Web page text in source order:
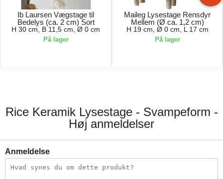
Ib Laursen Vægstage til
Bedelys (ca. 2 cm) Sort
H 30 cm, B 11,5 cm, Ø 0 cm
På lager
Maileg Lysestage Rensdyr
Mellem (Ø ca. 1,2 cm)
H 19 cm, Ø 0 cm, L 17 cm
På lager
Rice Keramik Lysestage - Svampeform -
Høj anmeldelser
Anmeldelse